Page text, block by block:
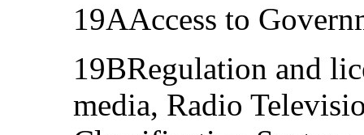
19AAccess to
19BRegulation and
media, Radio